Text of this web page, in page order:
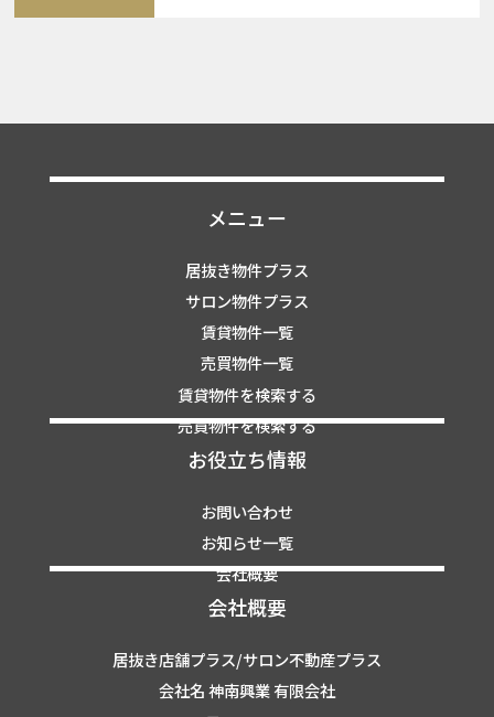
メニュー
居抜き物件プラス
サロン物件プラス
賃貸物件一覧
売買物件一覧
賃貸物件を検索する
売買物件を検索する
お役立ち情報
お問い合わせ
お知らせ一覧
会社概要
会社概要
居抜き店舗プラス/サロン不動産プラス
会社名 神南興業 有限会社